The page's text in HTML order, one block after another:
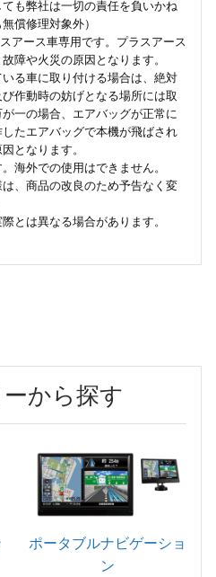
も弊社は一切の責任を負いかね
償修理対象外）
アース車専用です。プラスアース
障や火災の原因となります。
る車に取り付ける場合は、絶対
作動時の妨げとなる場所には取
一の場合、エアバッグが正常に
たエアバッグで本機が飛ばされ
となります。
海外での使用はできません。
、商品の改良のため予告なく変
とは異なる場合があります。
から探す
ポータブルナビゲーショ
ン